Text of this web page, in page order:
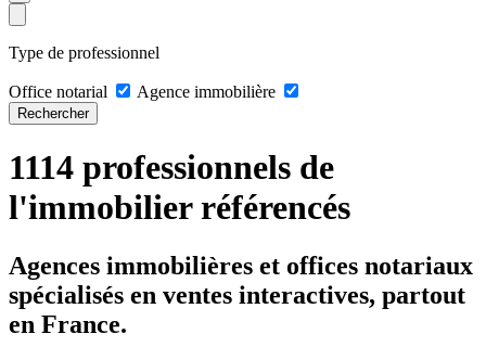
Type de professionnel
Office notarial Agence immobilière
Rechercher
1114 professionnels de
l'immobilier référencés
Agences immobilières et offices notariaux
spécialisés en ventes interactives, partout
en France.